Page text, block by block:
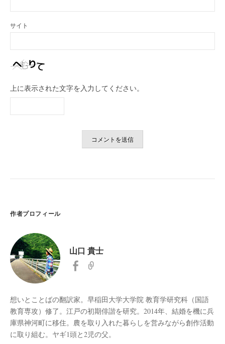
サイト
上に表示された文字を入力してください。
作者プロフィール
山口 貴士
想いとことばの翻訳家。早稲田大学大学院 教育学研究科（国語
教育専攻）修了。江戸の初期俳諧を研究。2014年、結婚を機に兵
庫県神河町に移住。農を取り入れた暮らしを営みながら創作活動
に取り組む。ヤギ1頭と2児の父。